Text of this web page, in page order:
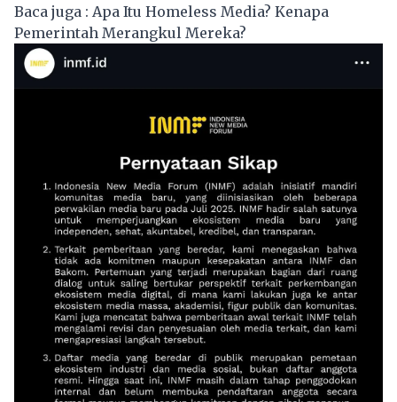
Baca juga : Apa Itu Homeless Media? Kenapa
Pemerintah Merangkul Mereka?